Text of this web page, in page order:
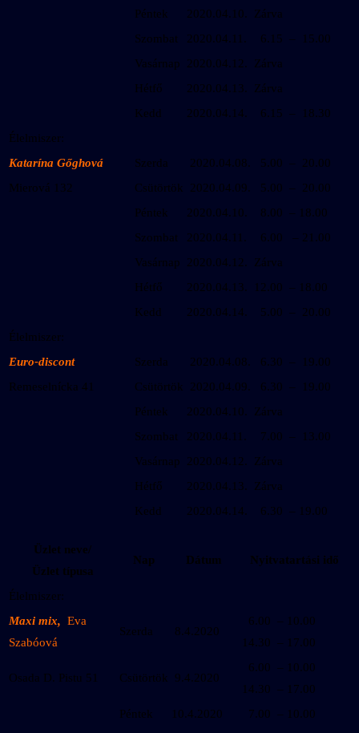
Péntek
2020.04.10.
Zárva
Szombat
2020.04.11.
6.15 – 15.00
Vasárnap
2020.04.12.
Zárva
Hétfő
2020.04.13.
Zárva
Kedd
2020.04.14.
6.15 – 18.30
Élelmiszer:
Katarína Gőghová
Szerda 2020.04.08.
5.00 – 20.00
Mierová 132
Csütörtök 2020.04.09.
5.00 – 20.00
Péntek
2020.04.10.
8.00 – 18.00
Szombat
2020.04.11.
6.00 – 21.00
Vasárnap
2020.04.12.
Zárva
Hétfő
2020.04.13.
12.00 – 18.00
Kedd
2020.04.14.
5.00 – 20.00
Élelmiszer:
Euro-discont
Szerda 2020.04.08.
6.30 – 19.00
Remeselnícka 41
Csütörtök 2020.04.09.
6.30 – 19.00
Péntek
2020.04.10.
Zárva
Szombat
2020.04.11.
7.00 – 13.00
Vasárnap
2020.04.12.
Zárva
Hétfő
2020.04.13.
Zárva
Kedd
2020.04.14. 6.30 – 19.00
Üzlet neve/
Üzlet típusa
Nap Dátum Nyitvatartási idő
Élelmiszer:
Maxi mix, Eva
Szabóová
Szerda 8.4.2020
6.00 – 10.00
14.30 – 17.00
Osada D. Pistu 51 Csütörtök 9.4.2020
6.00 – 10.00
14.30 – 17.00
Péntek
10.4.2020
7.00 – 10.00